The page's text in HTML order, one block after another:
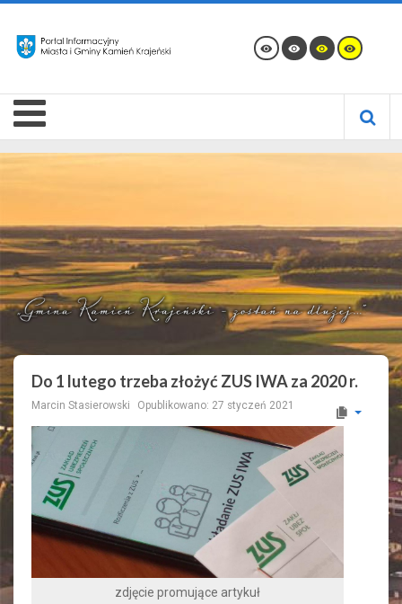
Do 1 lutego trzeba złożyć ZUS IWA za 2020 r.
Marcin Stasierowski Opublikowano: 27 styczeń 2021
zdjęcie promujące artykuł